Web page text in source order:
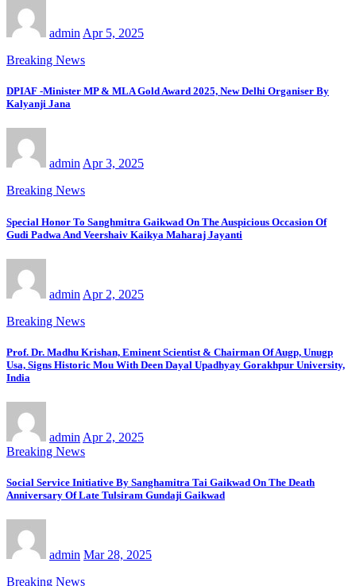
admin Apr 5, 2025
Breaking News
DPIAF -Minister MP & MLA Gold Award 2025, New Delhi Organiser By
Kalyanji Jana
adminApr 3, 2025
Breaking News
Special Honor To Sanghmitra Gaikwad On The Auspicious Occasion Of
Gudi Padwa And Veershaiv Kaikya Maharaj Jayanti
admin Apr 2, 2025
Breaking News
Prof. Dr. Madhu Krishan, Eminent Scientist & Chairman Of Augp, Unugp
Usa, Signs Historic Mou With Deen Dayal Upadhyay Gorakhpur University,
India
admin Apr 2, 2025
Breaking News
Social Service Initiative By Sanghamitra Tai Gaikwad On The Death
Anniversary Of Late Tulsiram Gundaji Gaikwad
admin Mar 28, 2025
Breaking News